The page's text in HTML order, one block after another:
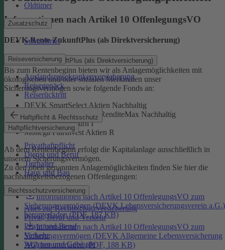
Oldtimer
Zusatzschutz
Schutzbrief
Reiseversicherung
Auslandsreisekrankenversicherung
Reisegepäck
Reiserücktritt
Haftpflicht & Rechtsschutz
Haftpflichtversicherung
Privathaftpflicht
Dienst und Beruf
Tierhalter
Haus und Bau
Rechtsschutzversicherung
Alles zur Rechtsschutzversicherung
Privat, Beruf und Verkehr
Privat und Beruf
Verkehr
Wohnen und Gebäude
Informationen nach Artikel 10 OffenlegungsVO
DEVK-Rente ZukunftPlus (als Direktversicherung)
DEVK-Rente ZukunftPlus (als Direktversicherung)
Bis zum Rentenbeginn bieten wir als Anlagemöglichkeiten mit
ökologischen und/oder sozialen Merkmalen unser
Sicherungsvermögen sowie folgende Fonds an:
DEVK SmartSelect Aktien Nachhaltig
DEVK-Anlagekonzept RenditeMax Nachhaltig
Lupus Alpha Return I
Monega FairInvest Aktien R
Ab dem Rentenbeginn erfolgt die Kapitalanlage ausschließlich in
unserem Sicherungsvermögen.
Zu den oben genannten Anlagemöglichkeiten finden Sie hier die
nachhaltigkeitsbezogenen Offenlegungen:
Informationen nach Artikel 10 OffenlegungsVO zum
Sicherungsvermögen (DEVK Lebensversicherungsverein a.G.)
herunterladen (PDF, 187 KB)
Informationen nach Artikel 10 OffenlegungsVO zum
Sicherungsvermögen (DEVK Allgemeine Lebensversicherung
AG) herunterladen (PDF, 188 KB)